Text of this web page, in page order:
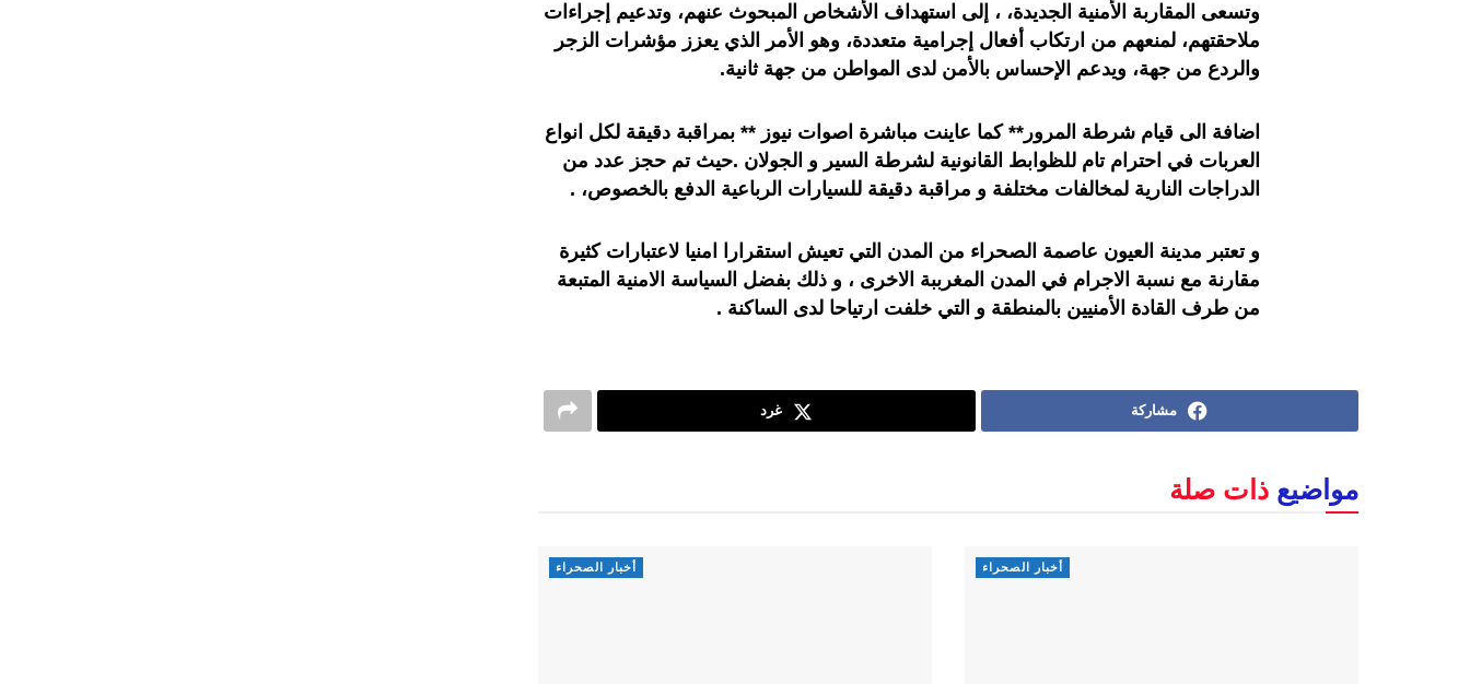
وتسعى المقاربة الأمنية الجديدة، ، إلى استهداف الأشخاص المبحوث عنهم، وتدعيم إجراءات
ملاحقتهم، لمنعهم من ارتكاب أفعال إجرامية متعددة، وهو الأمر الذي يعزز مؤشرات الزجر
والردع من جهة، ويدعم الإحساس بالأمن لدى المواطن من جهة ثانية.
اضافة الى قيام شرطة المرور** كما عاينت مباشرة اصوات نيوز ** بمراقبة دقيقة لكل انواع
العربات في احترام تام للظوابط القانونية لشرطة السير و الجولان .حيث تم حجز عدد من
الدراجات النارية لمخالفات مختلفة و مراقبة دقيقة للسيارات الرباعية الدفع بالخصوص، .
و تعتبر مدينة العيون عاصمة الصحراء من المدن التي تعيش استقرارا امنيا لاعتبارات كثيرة
مقارنة مع نسبة الاجرام في المدن المغرببة الاخرى ، و ذلك بفضل السياسة الامنية المتبعة
من طرف القادة الأمنيين بالمنطقة و التي خلفت ارتياحا لدى الساكنة .
مشاركة غرد
مواضيع ذات صلة
أخبار الصحراء أخبار الصحراء